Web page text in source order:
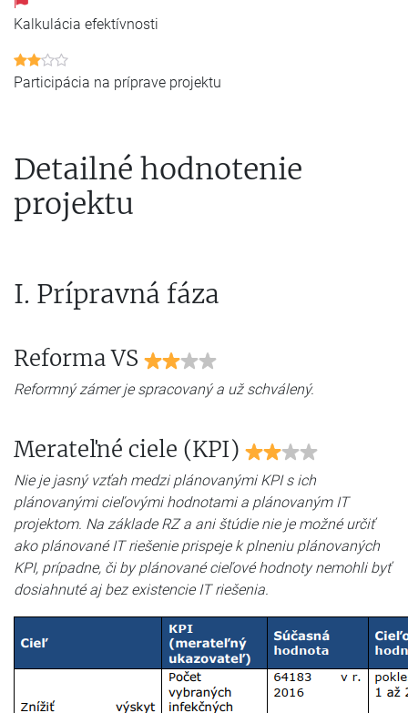
Kalkulácia efektívnosti
Participácia na príprave projektu
Detailné hodnotenie
projektu
I. Prípravná fáza
Reforma VS
Reformný zámer je spracovaný a už schválený.
Merateľné ciele (KPI)
Nie je jasný vzťah medzi plánovanými KPI s ich
plánovanými cieľovými hodnotami a plánovaným IT
projektom. Na základe RZ a ani štúdie nie je možné určiť
ako plánované IT riešenie prispeje k plneniu plánovaných
KPI, prípadne, či by plánované cieľové hodnoty nemohli byť
dosiahnuté aj bez existencie IT riešenia.